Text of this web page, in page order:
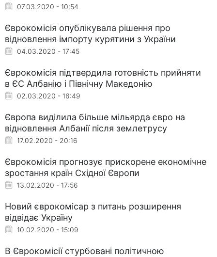
07.03.2020 - 10:54
Єврокомісія опублікувала рішення про
відновлення імпорту курятини з України
04.03.2020 - 17:45
Єврокомісія підтвердила готовність прийняти
в ЄС Албанію і Північну Македонію
02.03.2020 - 16:49
Європа виділила більше мільярда євро на
відновлення Албанії після землетрусу
17.02.2020 - 20:16
Єврокомісія прогнозує прискорене економічне
зростання країн Східної Європи
13.02.2020 - 17:56
Новий єврокомісар з питань розширення
відвідає Україну
10.02.2020 - 15:09
В Єврокомісії стурбовані політичною